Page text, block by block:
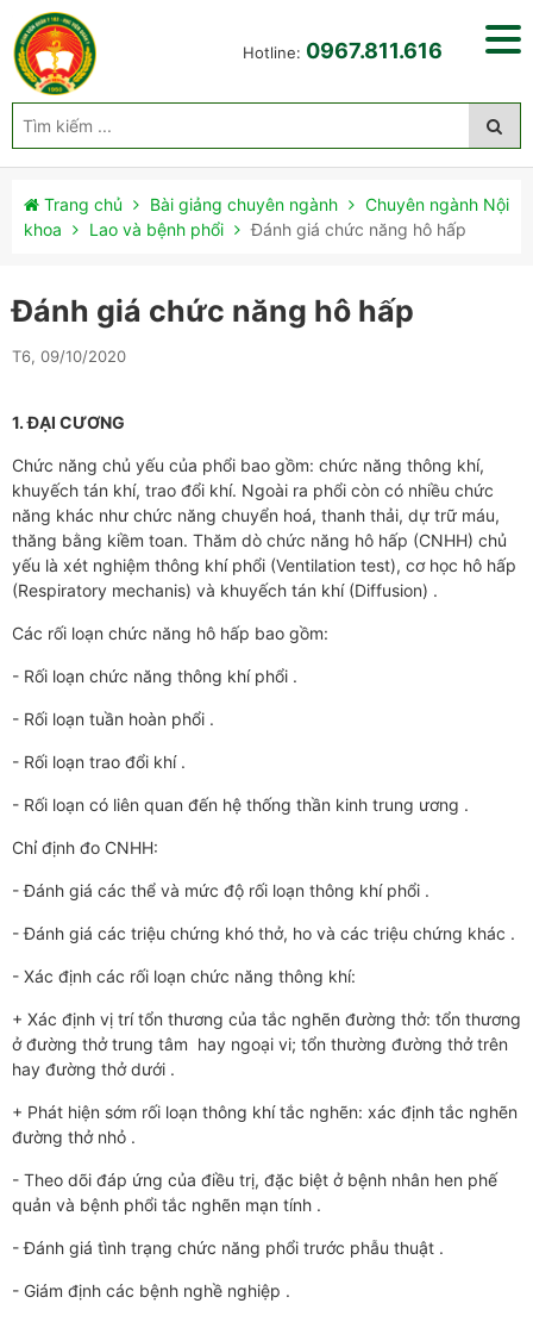
Hotline: 0967.811.616
Trang chủ Bài giảng chuyên ngành
Chuyên ngành Nội
khoa
Lao và bệnh phổi Đánh giá chức năng hô hấp
Đánh giá chức năng hô hấp
T6, 09/10/2020
1. ĐẠI CƯƠNG
Chức năng chủ yếu của phổi bao gồm: chức năng thông khí,
khuyếch tán khí, trao đổi khí. Ngoài ra phổi còn có nhiều chức
năng khác như chức năng chuyển hoá, thanh thải, dự trữ máu,
thăng bằng kiềm toan. Thăm dò chức năng hô hấp (CNHH) chủ
yếu là xét nghiệm thông khí phổi (Ventilation test), cơ học hô hấp
(Respiratory mechanis) và khuyếch tán khí (Diffusion) .
Các rối loạn chức năng hô hấp bao gồm:
- Rối loạn chức năng thông khí phổi .
- Rối loạn tuần hoàn phổi .
- Rối loạn trao đổi khí .
- Rối loạn có liên quan đến hệ thống thần kinh trung ương .
Chỉ định đo CNHH:
- Đánh giá các thể và mức độ rối loạn thông khí phổi .
- Đánh giá các triệu chứng khó thở, ho và các triệu chứng khác .
- Xác định các rối loạn chức năng thông khí:
+ Xác định vị trí tổn thương của tắc nghẽn đường thở: tổn thương
ở đường thở trung tâm hay ngoại vi; tổn thường đường thở trên
hay đường thở dưới .
+ Phát hiện sớm rối loạn thông khí tắc nghẽn: xác định tắc nghẽn
đường thở nhỏ .
- Theo dõi đáp ứng của điều trị, đặc biệt ở bệnh nhân hen phế
quản và bệnh phổi tắc nghẽn mạn tính .
- Đánh giá tình trạng chức năng phổi trước phẫu thuật .
- Giám định các bệnh nghề nghiệp .